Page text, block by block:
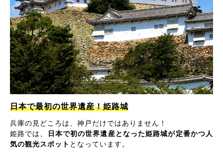
日本で最初の世界遺産！姫路城
兵庫の見どころは、神戸だけではありません！
姫路では、
日本で初の世界遺産となった姫路城が定番かつ人
気の観光スポット となっています。